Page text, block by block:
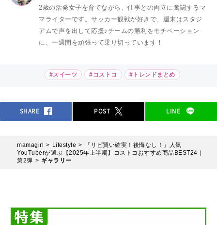
2歳の活発女子を育てながら、仕事との両立に奮闘するマ
マライターです。サッカー観戦が好きで、週末はスタジ
アムで声を出して応援♪チームの勝利をモチベーション
に、一週間を頑張って乗り切っています！
#スイーツ #コストコ #トレンドまとめ
SHARE POST LINE
mamagirl Lifestyle
「リピ買い確実！後悔なし！」人気
YouTuberが選ぶ【2025年上半期】コストコおすすめ商品BEST24｜
第2弾
ギャラリー